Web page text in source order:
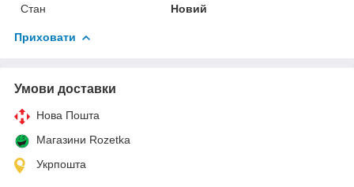
Стан
Новий
Приховати
Умови доставки
Нова Пошта
Магазини Rozetka
Укрпошта